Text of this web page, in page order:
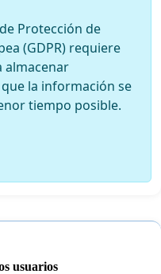
Protección de
(GDPR) requiere
almacenar
la información se
tiempo posible.
usuarios